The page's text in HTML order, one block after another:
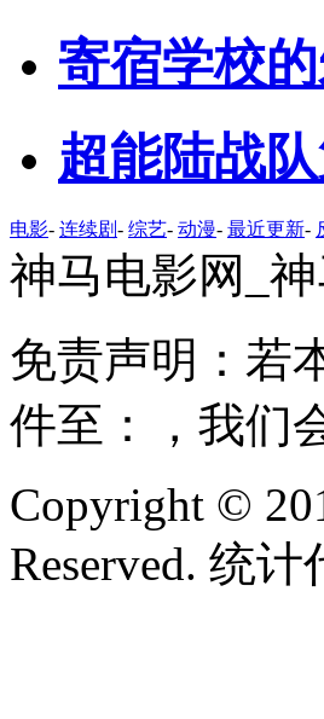
寄宿学校
超能陆战
电影- 连续剧- 综艺- 动漫- 最近更新-
神马电影网_
免责声明：若
件至：，我们
Copyright ©
Reserved. 统计